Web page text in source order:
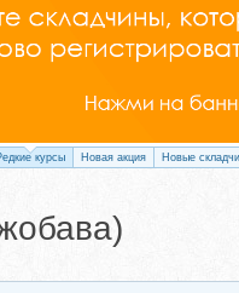
курсы Новая акция Новые